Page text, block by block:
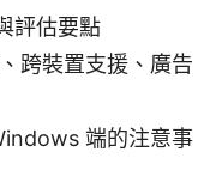
評估要點
跨裝置支援、廣告
端的注意事